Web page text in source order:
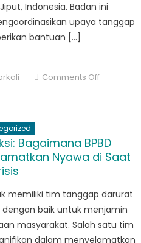
Indonesia. Badan ini
upaya tanggap
bantuan […]
Comments Offon
Peran
BPBD
dalam
Bencana
Bagaimana BPBD
Nyawa di Saat
memiliki tim tanggap darurat
baik untuk menjamin
masyarakat. Salah satu tim
dalam menyelamatkan